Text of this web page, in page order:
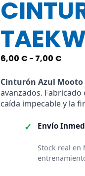
6,00 € - 7,00 €Rango
6,00
7,00
Cinturón Azul
avanzados. Fabricado
caída impecable y la
✓ Envío
Stock real en